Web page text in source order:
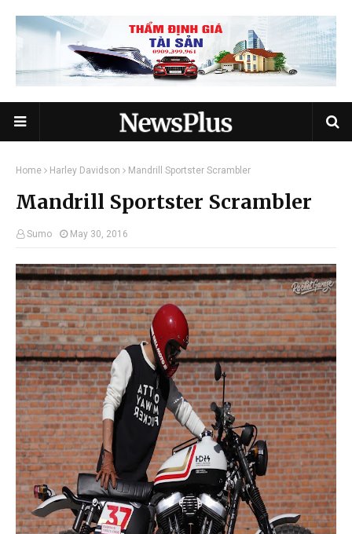
Home Harley Davidson Mandrill Sportster Scrambler
Mandrill Sportster Scrambler
Sumo May 30, 2016